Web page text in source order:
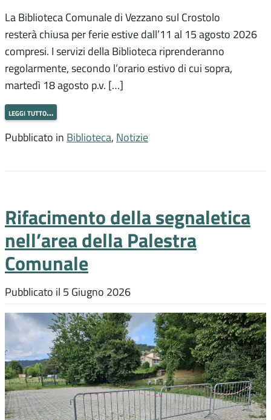
La Biblioteca Comunale di Vezzano sul Crostolo
resterà chiusa per ferie estive dall’11 al 15 agosto 2026
compresi. I servizi della Biblioteca riprenderanno
regolarmente, secondo l’orario estivo di cui sopra,
martedì 18 agosto p.v. […]
leggi tutto…
Pubblicato in Biblioteca, Notizie
Rifacimento della segnaletica
nell’area della Palestra
Comunale
Pubblicato il 5 Giugno 2026